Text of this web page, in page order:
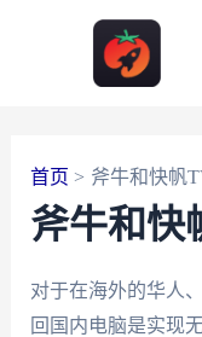
首页 斧牛和快帆
斧牛和快
对于在海外的华人
回国内电脑是实现